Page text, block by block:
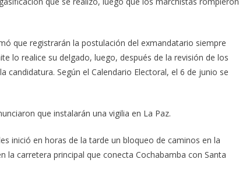
que registrarán la postulación del exmandatario siempre
lo realice su delgado, luego, después de la revisión de los
Según el Calendario Electoral, el 6 de junio se
que instalarán una vigilia en La Paz.
inició en horas de la tarde un bloqueo de caminos en la
la carretera principal que conecta Cochabamba con Santa